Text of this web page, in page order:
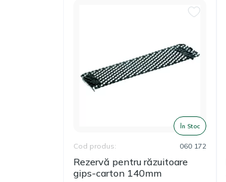
În Stoc
Rezervă pentru răzuitoare
gips-carton 140mm
Cod produs: 060 172